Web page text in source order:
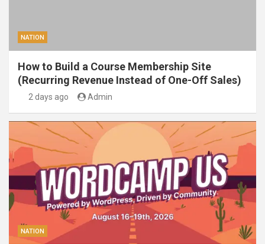
NATION
How to Build a Course Membership Site
(Recurring Revenue Instead of One-Off Sales)
2 days ago Admin
NATION